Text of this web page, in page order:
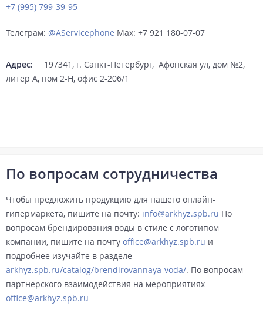
+7 (995) 799-39-95
Телеграм: @AServicephone Мах: +7 921 180-07-07
Адрес:
197341, г. Санкт-Петербург, Афонская ул, дом №2,
литер А, пом 2-Н, офис 2-206/1
По вопросам сотрудничества
Чтобы предложить продукцию для нашего онлайн-
гипермаркета, пишите на почту: info@arkhyz.spb.ru По
вопросам брендирования воды в стиле с логотипом
компании, пишите на почту office@arkhyz.spb.ru и
подробнее изучайте в разделе
arkhyz.spb.ru/catalog/brendirovannaya-voda/. По вопросам
партнерского взаимодействия на мероприятиях —
office@arkhyz.spb.ru